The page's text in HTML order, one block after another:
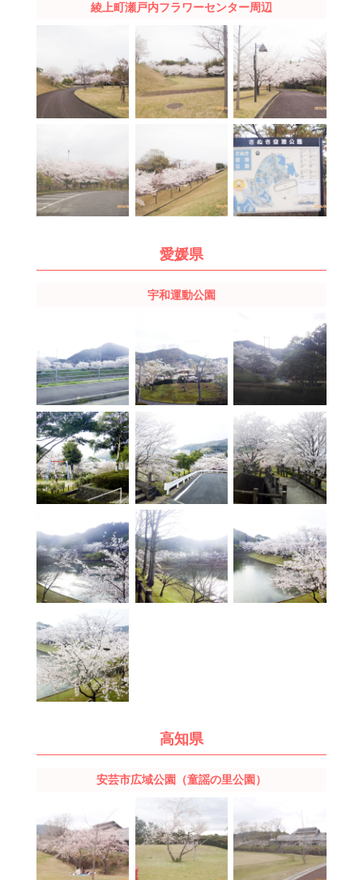
綾上町瀬戸内フラワーセンター周辺
愛媛県
宇和運動公園
高知県
安芸市広域公園（童謡の里公園）